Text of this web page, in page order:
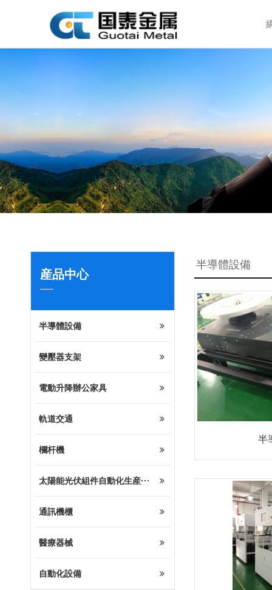
産品中心
半導體設備
變壓器支架
電動升降辦公家具
軌道交通
欄杆機
太陽能光伏組件自動化生産···
通訊機櫃
醫療器械
自動化設備
半導體設備
半